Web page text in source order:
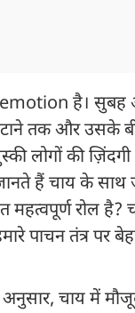
emotion है।
तक और उसके
लोगों की
हैं चाय के साथ
महत्वपूर्ण रोल
पाचन तंत्र पर
चाय में